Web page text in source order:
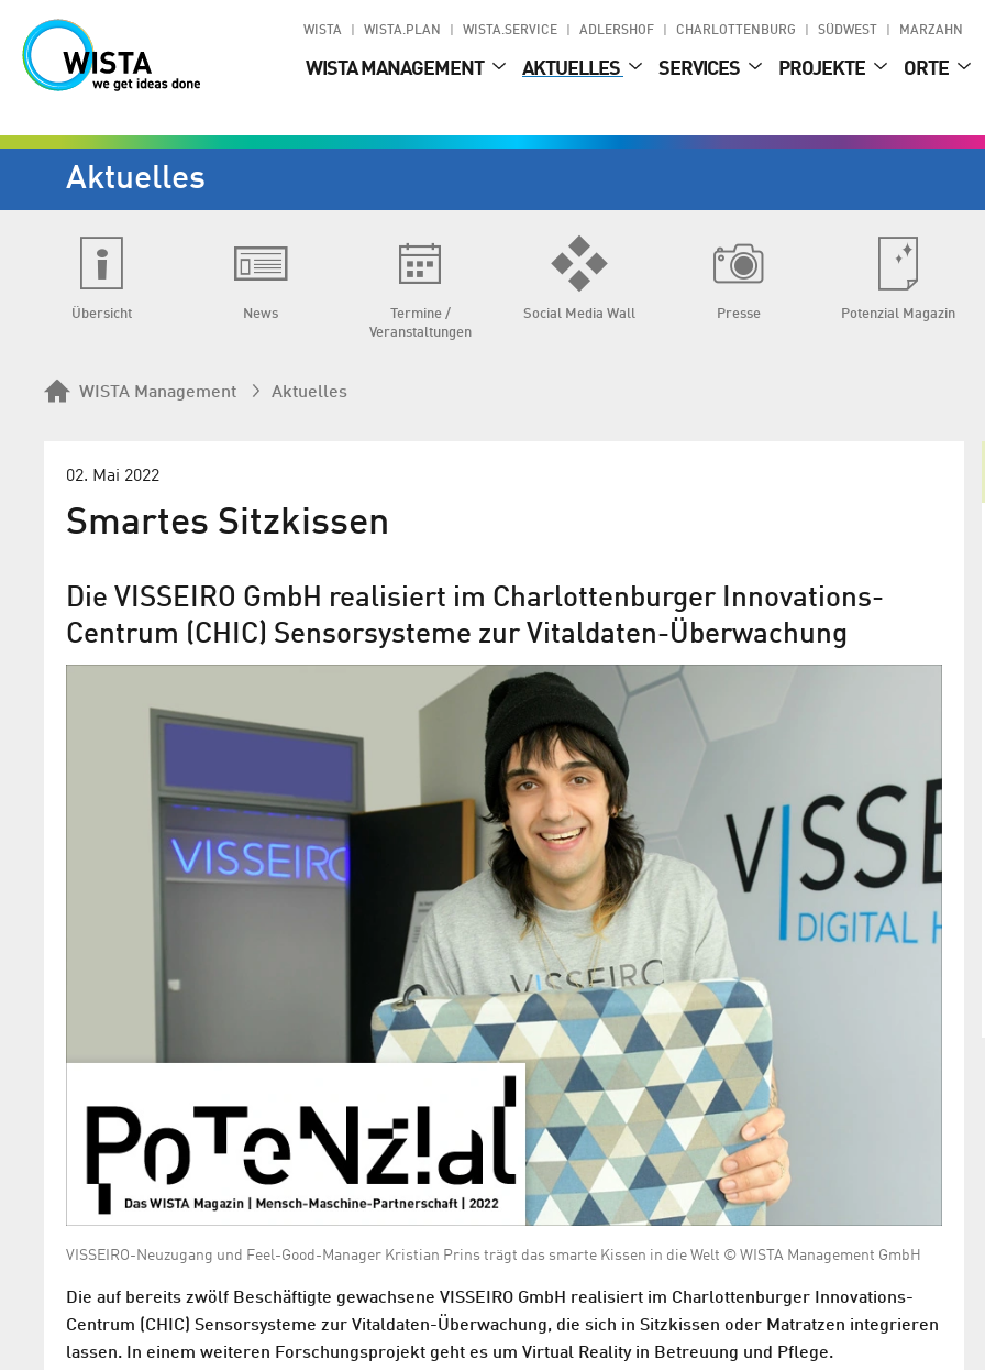
WISTA WISTA.PLAN WISTA.SERVICE ADLERSHOF CHARLOTTENBURG SÜDWEST MARZAHN
WISTA MANAGEMENT AKTUELLES SERVICES PROJEKTE ORTE
Aktuelles
Übersicht News
Termine /
Veranstaltungen
Social Media Wall Presse Potenzial Magazin
WISTA Management Aktuelles
02. Mai 2022
Smartes Sitzkissen
Die VISSEIRO GmbH realisiert im Charlottenburger Innovations-
Centrum (CHIC) Sensorsysteme zur Vitaldaten-Überwachung
VISSEIRO-Neuzugang und Feel-Good-Manager Kristian Prins trägt das smarte Kissen in die Welt © WISTA Management GmbH
Die auf bereits zwölf Beschäftigte gewachsene VISSEIRO GmbH realisiert im Charlottenburger Innovations-
Centrum (CHIC) Sensorsysteme zur Vitaldaten-Überwachung, die sich in Sitzkissen oder Matratzen integrieren
lassen. In einem weiteren Forschungsprojekt geht es um Virtual Reality in Betreuung und Pflege.
Software für den Gesundheitsmarkt
Die Curamatik GmbH aus dem Charlottenburger
Innovations-Centrum CHIC bietet digitale
Unterstützung bei Gesundheitsthemen
Nostos Genomics und VISSEIRO
gewinnen bei den Deep Tech Awards
In den Kategorien Künstliche Intelligenz und
Social/Sustainable Tech hatten die Start-ups aus
dem CHIC die Nase vorn